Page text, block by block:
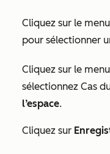
Cliquez sur le
pour sélectionner
Cliquez sur le
sélectionnez Cas
l’espace.
Cliquez sur